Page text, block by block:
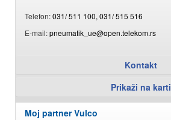
Telefon:031/ 511 100, 031/ 515 516
E-mail:pneumatik_ue@open.telekom.rs
Kontakt
Prikaži na karti
Moj partner Vulco